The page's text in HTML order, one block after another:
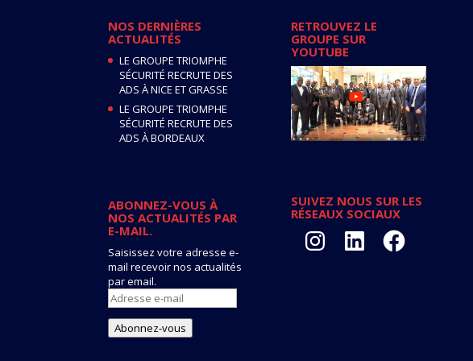
NOS DERNIÈRES
ACTUALITÉS
LE GROUPE TRIOMPHE
SÉCURITÉ RECRUTE DES
ADS À NICE ET GRASSE
LE GROUPE TRIOMPHE
SÉCURITÉ RECRUTE DES
ADS À BORDEAUX
ABONNEZ-VOUS À
NOS ACTUALITÉS PAR
E-MAIL.
Saisissez votre adresse e-
mail recevoir nos actualités
par email.
Adresse
e-
mail
Abonnez-vous
RETROUVEZ LE
GROUPE SUR
YOUTUBE
SUIVEZ NOUS SUR LES
RÉSEAUX SOCIAUX
InstagramLinkedIn Facebook